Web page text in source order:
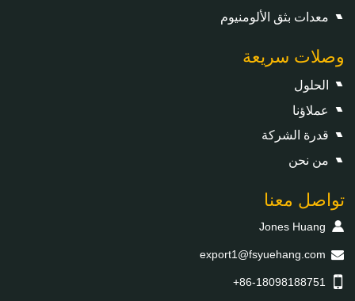
معدات بثق الألومنيوم
وصلات سريعة
الحلول
عملاؤنا
قدرة الشركة
من نحن
تواصل معنا
Jones Huang
export1@fsyuehang.com
+86-18098188751